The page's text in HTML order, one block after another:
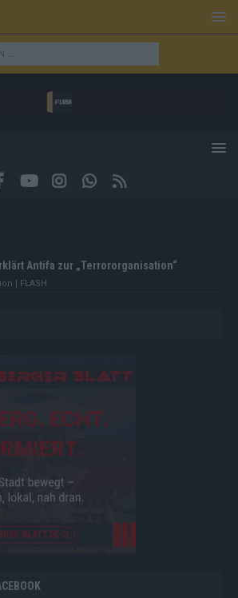
Antifa zur „Terrororganisation“
| FLASH